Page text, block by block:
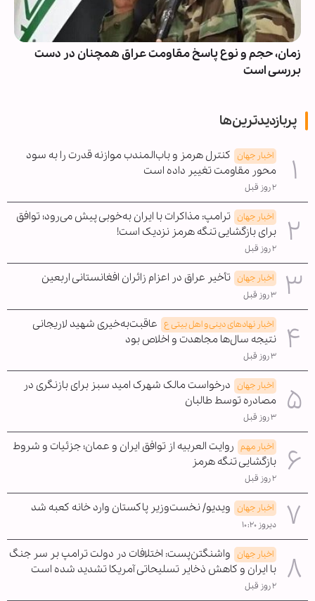
زمان، حجم و نوع پاسخ مقاومت عراق همچنان در دست
بررسی است
پربازدیدترین‌ها
اخبار جهان کنترل هرمز و باب‌المندب موازنه قدرت را به سود
محور مقاومت تغییر داده است
۲ روز قبل
اخبار جهان ترامپ: مذاکرات با ایران به‌خوبی پیش می‌رود؛ توافق
برای بازگشایی تنگه هرمز نزدیک است!
۲ روز قبل
اخبار جهان تأخیر عراق در اعزام زائران افغانستانی اربعین
۳ روز قبل
اخبار نهادهای دینی و اهل بیتی ع عاقبت‌به‌خیری شهید لاریجانی
نتیجه سال‌ها مجاهدت و اخلاص بود
۳ روز قبل
اخبار جهان درخواست مالک شهرک امید سبز برای بازنگری در
مصادره توسط طالبان
۳ روز قبل
اخبار مهم روایت العربیه از توافق ایران و عمان؛ جزئیات و شروط
بازگشایی تنگه هرمز
۲ روز قبل
اخبار جهان ویدیو/ نخست‌وزیر پاکستان وارد خانه کعبه شد
دیروز ۱۰:۲۰
اخبار جهان واشنگتن‌پست: اختلافات در دولت ترامپ بر سر جنگ
با ایران و کاهش ذخایر تسلیحاتی آمریکا تشدید شده است
۲ روز قبل